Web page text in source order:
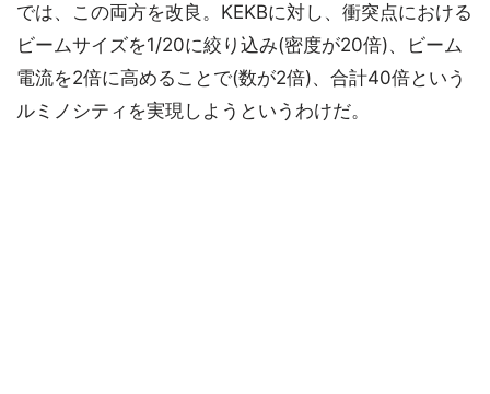
では、この両方を改良。KEKBに対し、衝突点における
ビームサイズを1/20に絞り込み(密度が20倍)、ビーム
電流を2倍に高めることで(数が2倍)、合計40倍という
ルミノシティを実現しようというわけだ。